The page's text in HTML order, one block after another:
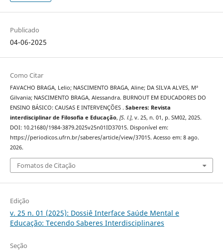
Publicado
04-06-2025
Como Citar
FAVACHO BRAGA, Lelio; NASCIMENTO BRAGA, Aline; DA SILVA ALVES, Mª
Gilvania; NASCIMENTO BRAGA, Alessandra. BURNOUT EM EDUCADORES DO
ENSINO BÁSICO: CAUSAS E INTERVENÇÕES . Saberes: Revista
interdisciplinar de Filosofia e Educação, [S. l.], v. 25, n. 01, p. SM02, 2025.
DOI: 10.21680/1984-3879.2025v25n01ID37015. Disponível em:
https://periodicos.ufrn.br/saberes/article/view/37015. Acesso em: 8 ago.
2026.
Fomatos de Citação
Edição
v. 25 n. 01 (2025): Dossiê Interface Saúde Mental e
Educação: Tecendo Saberes Interdisciplinares
Seção